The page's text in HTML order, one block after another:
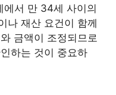
에서 만 34세 사이의
나 재산 요건이 함께
금액이 조정되므로
하는 것이 중요하